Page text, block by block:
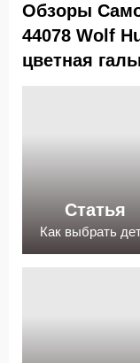
Обзоры
44078 Wolf
цветная
Статья
Как выбрать